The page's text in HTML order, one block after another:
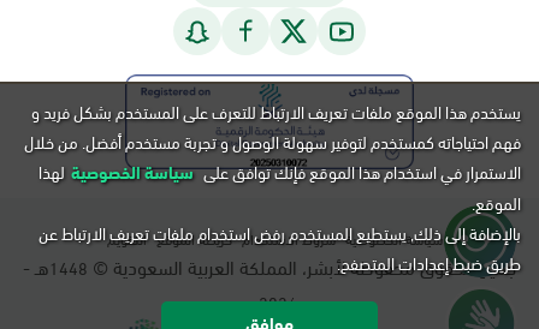
سياسة الخصوصية شروط الاستخدام خريطة الموقع التقويم
جميع الحقوق محفوظة لأبشر، المملكة العربية السعودية © 1448هـ -
2026م.
يستخدم هذا الموقع ملفات تعريف الارتباط للتعرف على المستخدم بشكل فريد و
فهم احتياجاته كمستخدم لتوفير سهولة الوصول و تجربة مستخدم أفضل. من خلال
الاستمرار في استخدام هذا الموقع فإنك توافق على سياسة الخصوصية لهذا
الموقع.
بالإضافة إلى ذلك, يستطيع المستخدم رفض استخدام ملفات تعريف الارتباط عن
طريق ضبط إعدادات المتصفح.
موافق